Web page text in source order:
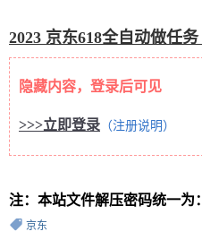
2023 京东618全自动做任务
隐藏内容，登录后可见
>>>立即登录 （注册说明）
注：本站文件解压密码统一为：
京东